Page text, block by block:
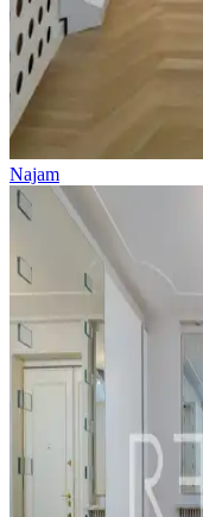
Najam